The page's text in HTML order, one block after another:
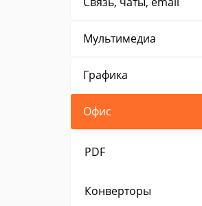
Мультимедиа
Графика
Офис
PDF
Конверторы